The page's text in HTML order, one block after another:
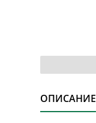
ОПИСАНИЕ